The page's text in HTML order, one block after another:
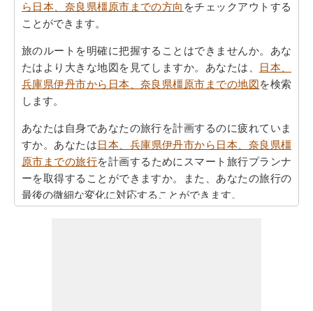
ら日本、奈良県橿原市までの方向 をチェックアウトする
ことができます。
旅のルートを明確に把握することはできませんか。あな
たはより大きな地図を見てしますか。あなたは、
日本、
兵庫県伊丹市から日本、奈良県橿原市までの地図を検索
します。
あなたは自身であなたの旅行を計画するのに疲れていま
すか。あなたは日本、兵庫県伊丹市から日本、奈良県橿
原市までの旅行を計画するためにスマート旅行プランナ
ーを取得することができますか。また、あなたの旅行の
最後の微細な変化に対応することができます。